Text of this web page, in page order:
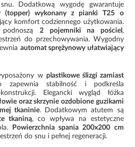
Dodatkową wygodę gwarantuje
(topper) wykonany z pianki T25 o
komfort codziennego użytkowania.
podnoszą 2 pojemniki na pościel ,
do przechowywania. Wygodny
automat sprężynowy ułatwiający
w plastikowe ślizgi zamiast
zapewnia stabilność i podkreśla
Elegancki wygląd łóżka
oraz skrzynie ozdobione guzikami
tkaninie. Dodatkowym atutem są
tkaniną, co wpływa na estetyczne
Powierzchnia spania 200x200 cm
do snu i pełnej regeneracji.